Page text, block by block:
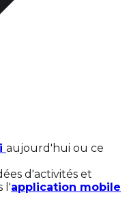
aujourd'hui ou ce
d'activités et
l'application mobile